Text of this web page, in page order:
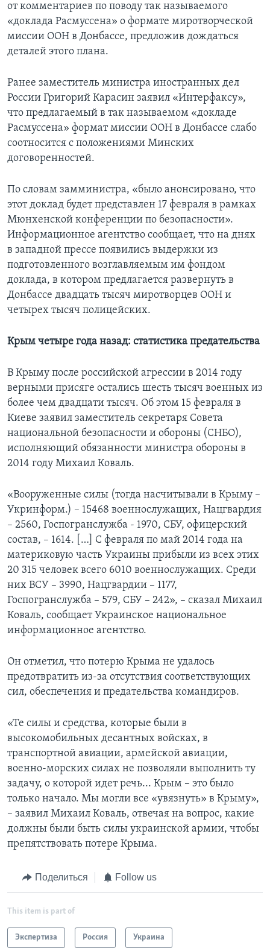
от комментариев по поводу так называемого
«доклада Расмуссена» о формате миротворческой
миссии ООН в Донбассе, предложив дождаться
деталей этого плана.
Ранее заместитель министра иностранных дел
России Григорий Карасин заявил «Интерфаксу»,
что предлагаемый в так называемом «докладе
Расмуссена» формат миссии ООН в Донбассе слабо
соотносится с положениями Минских
договоренностей.
По словам замминистра, «было анонсировано, что
этот доклад будет представлен 17 февраля в рамках
Мюнхенской конференции по безопасности».
Информационное агентство сообщает, что на днях
в западной прессе появились выдержки из
подготовленного возглавляемым им фондом
доклада, в котором предлагается развернуть в
Донбассе двадцать тысяч миротворцев ООН и
четырех тысяч полицейских.
Крым четыре года назад: статистика предательства
В Крыму после российской агрессии в 2014 году
верными присяге остались шесть тысяч военных из
более чем двадцати тысяч. Об этом 15 февраля в
Киеве заявил заместитель секретаря Совета
национальной безопасности и обороны (СНБО),
исполняющий обязанности министра обороны в
2014 году Михаил Коваль.
«Вооруженные силы (тогда насчитывали в Крыму –
Укринформ.) – 15468 военнослужащих, Нацгвардия
– 2560, Госпогранслужба - 1970, СБУ, офицерский
состав, – 1614. […] С февраля по май 2014 года на
материковую часть Украины прибыли из всех этих
20 315 человек всего 6010 военнослужащих. Среди
них ВСУ – 3990, Нацгвардии – 1177,
Госпогранслужба – 579, СБУ – 242», – сказал Михаил
Коваль, сообщает Украинское национальное
информационное агентство.
Он отметил, что потерю Крыма не удалось
предотвратить из-за отсутствия соответствующих
сил, обеспечения и предательства командиров.
«Те силы и средства, которые были в
высокомобильных десантных войсках, в
транспортной авиации, армейской авиации,
военно-морских силах не позволяли выполнить ту
задачу, о которой идет речь... Крым – это было
только начало. Мы могли все «увязнуть» в Крыму»,
– заявил Михаил Коваль, отвечая на вопрос, какие
должны были быть силы украинской армии, чтобы
препятствовать потере Крыма.
Поделиться Follow us
This item is part of
Экспертиза Россия Украина